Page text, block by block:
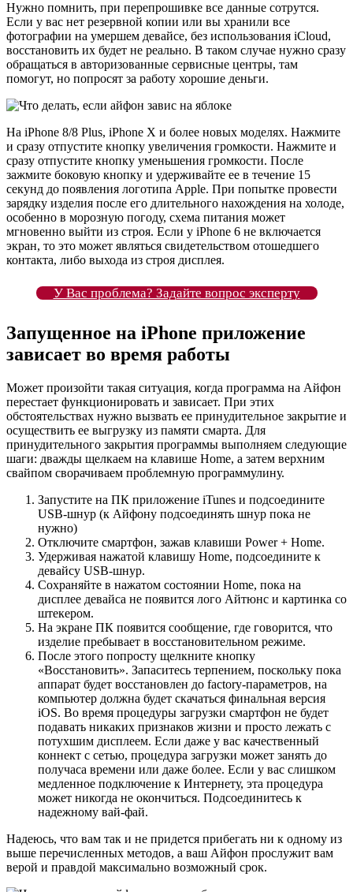
Нужно помнить, при перепрошивке все данные сотрутся.
Если у вас нет резервной копии или вы хранили все
фотографии на умершем девайсе, без использования iCloud,
восстановить их будет не реально. В таком случае нужно сразу
обращаться в авторизованные сервисные центры, там
помогут, но попросят за работу хорошие деньги.
На iPhone 8/8 Plus, iPhone X и более новых моделях. Нажмите
и сразу отпустите кнопку увеличения громкости. Нажмите и
сразу отпустите кнопку уменьшения громкости. После
зажмите боковую кнопку и удерживайте ее в течение 15
секунд до появления логотипа Apple. При попытке провести
зарядку изделия после его длительного нахождения на холоде,
особенно в морозную погоду, схема питания может
мгновенно выйти из строя. Если у iPhone 6 не включается
экран, то это может являться свидетельством отошедшего
контакта, либо выхода из строя дисплея.
У Вас проблема? Задайте вопрос эксперту
Запущенное на iPhone приложение
зависает во время работы
Может произойти такая ситуация, когда программа на Айфон
перестает функционировать и зависает. При этих
обстоятельствах нужно вызвать ее принудительное закрытие и
осуществить ее выгрузку из памяти смарта. Для
принудительного закрытия программы выполняем следующие
шаги: дважды щелкаем на клавише Home, а затем верхним
свайпом сворачиваем проблемную программулину.
Запустите на ПК приложение iTunes и подсоедините
USB-шнур (к Айфону подсоединять шнур пока не
нужно)
Отключите смартфон, зажав клавиши Power + Home.
Удерживая нажатой клавишу Home, подсоедините к
девайсу USB-шнур.
Сохраняйте в нажатом состоянии Home, пока на
дисплее девайса не появится лого Айтюнс и картинка со
штекером.
На экране ПК появится сообщение, где говорится, что
изделие пребывает в восстановительном режиме.
После этого попросту щелкните кнопку
«Восстановить». Запаситесь терпением, поскольку пока
аппарат будет восстановлен до factory-параметров, на
компьютер должна будет скачаться финальная версия
iOS. Во время процедуры загрузки смартфон не будет
подавать никаких признаков жизни и просто лежать с
потухшим дисплеем. Если даже у вас качественный
коннект с сетью, процедура загрузки может занять до
получаса времени или даже более. Если у вас слишком
медленное подключение к Интернету, эта процедура
может никогда не окончиться. Подсоединитесь к
надежному вай-фай.
Надеюсь, что вам так и не придется прибегать ни к одному из
выше перечисленных методов, а ваш Айфон прослужит вам
верой и правдой максимально возможный срок.